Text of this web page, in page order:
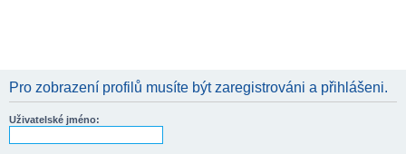
Pro zobrazení profilů musíte být zaregistrováni a přihlášeni.
Uživatelské jméno: